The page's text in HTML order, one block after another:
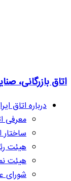
اتاق بازرگانی،
درباره اتاق
معرفی
ساختار
هیئت
هیئت
شورای